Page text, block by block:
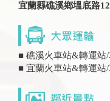
宜蘭縣礁溪鄉塭底路
■ 礁溪火車站&轉運站/
■ 宜蘭火車站&轉運站